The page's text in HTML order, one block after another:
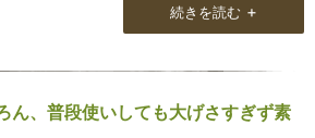
をありがとうございます。
続きを読む +
ん、普段使いしても大げさすぎず素